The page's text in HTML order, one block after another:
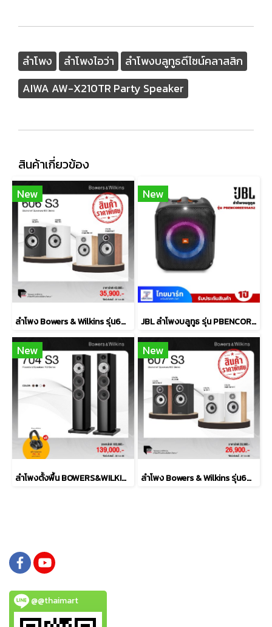
ลำโพง ลำโพงไอว่า
ลำโพงบลูทูธดีไซน์คลาสสิก
AIWA AW-X210TR Party Speaker
สินค้าเกี่ยวข้อง
New
ลำโพง Bowers & Wilkins รุ่น606 S3
New
JBL ลำโพงบลูทูธ รุ่น PBENCOREESSAS2-Black
New
ลำโพงตั้งพื้น BOWERS&WILKINS รุ่น 704 S3
New
ลำโพง Bowers & Wilkins รุ่น607 S3
@@thaimart